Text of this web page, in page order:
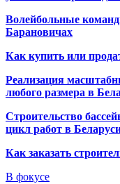
Волейбольные
Барановичах
Как купить или
Реализация
любого размера в
Строительство
цикл работ в
Как заказать
В фокусе